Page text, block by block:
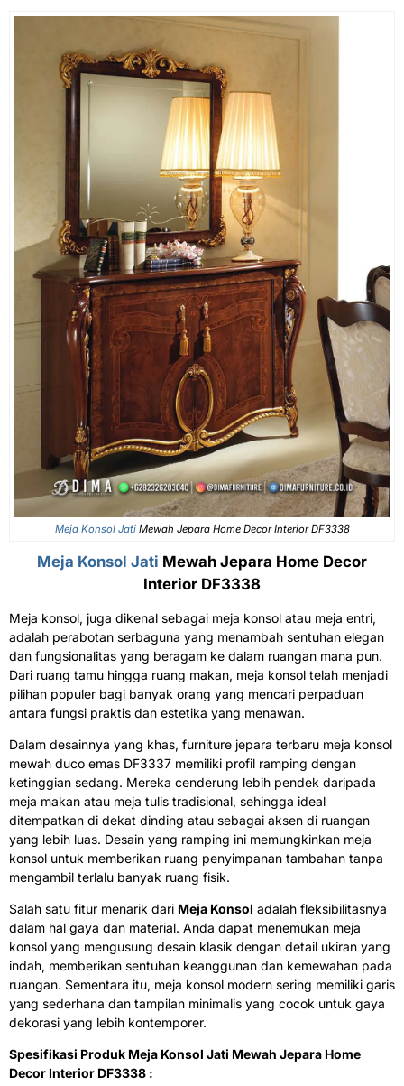
Meja Konsol JatiMewah Jepara Home Decor Interior DF3338
Meja Konsol Jati Mewah Jepara Home Decor
Interior DF3338
Meja konsol, juga dikenal sebagai meja konsol atau meja entri,
adalah perabotan serbaguna yang menambah sentuhan elegan
dan fungsionalitas yang beragam ke dalam ruangan mana pun.
Dari ruang tamu hingga ruang makan, meja konsol telah menjadi
pilihan populer bagi banyak orang yang mencari perpaduan
antara fungsi praktis dan estetika yang menawan.
Dalam desainnya yang khas, furniture jepara terbaru meja konsol
mewah duco emas DF3337 memiliki profil ramping dengan
ketinggian sedang. Mereka cenderung lebih pendek daripada
meja makan atau meja tulis tradisional, sehingga ideal
ditempatkan di dekat dinding atau sebagai aksen di ruangan
yang lebih luas. Desain yang ramping ini memungkinkan meja
konsol untuk memberikan ruang penyimpanan tambahan tanpa
mengambil terlalu banyak ruang fisik.
Salah satu fitur menarik dari Meja Konsol adalah fleksibilitasnya
dalam hal gaya dan material. Anda dapat menemukan meja
konsol yang mengusung desain klasik dengan detail ukiran yang
indah, memberikan sentuhan keanggunan dan kemewahan pada
ruangan. Sementara itu, meja konsol modern sering memiliki garis
yang sederhana dan tampilan minimalis yang cocok untuk gaya
dekorasi yang lebih kontemporer.
Spesifikasi Produk Meja Konsol Jati Mewah Jepara Home
Decor Interior DF3338 :